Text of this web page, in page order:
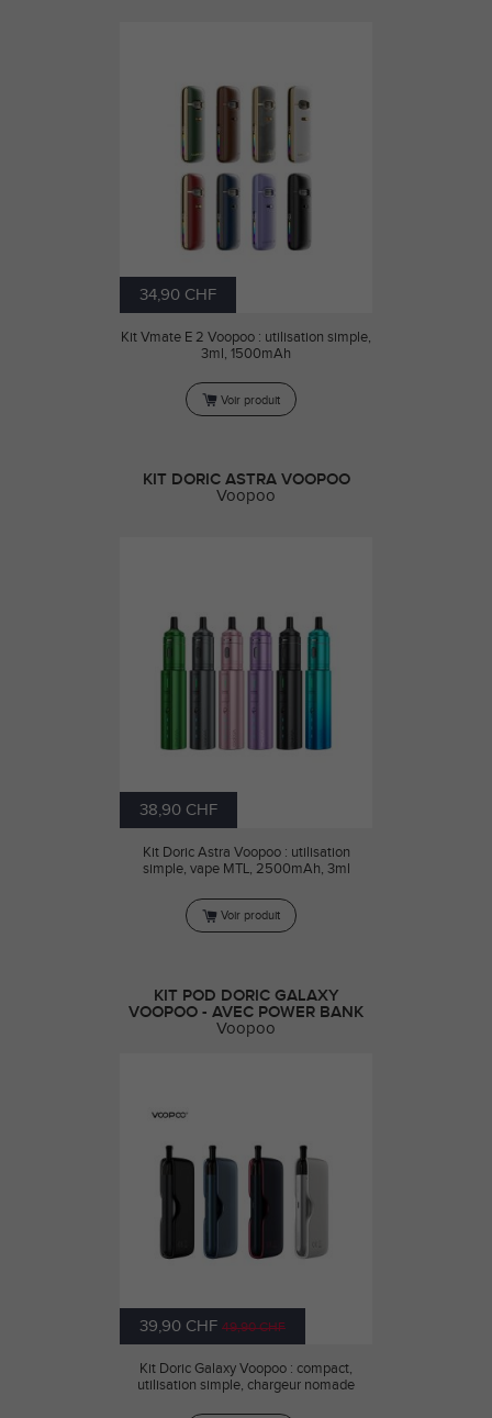
34,90 CHF
Kit Vmate E 2 Voopoo : utilisation simple,
3ml, 1500mAh
Voir produit
KIT DORIC ASTRA VOOPOO
Voopoo
38,90 CHF
Kit Doric Astra Voopoo : utilisation
simple, vape MTL, 2500mAh, 3ml
Voir produit
KIT POD DORIC GALAXY
VOOPOO - AVEC POWER BANK
Voopoo
39,90 CHF 49,90 CHF
Kit Doric Galaxy Voopoo : compact,
utilisation simple, chargeur nomade